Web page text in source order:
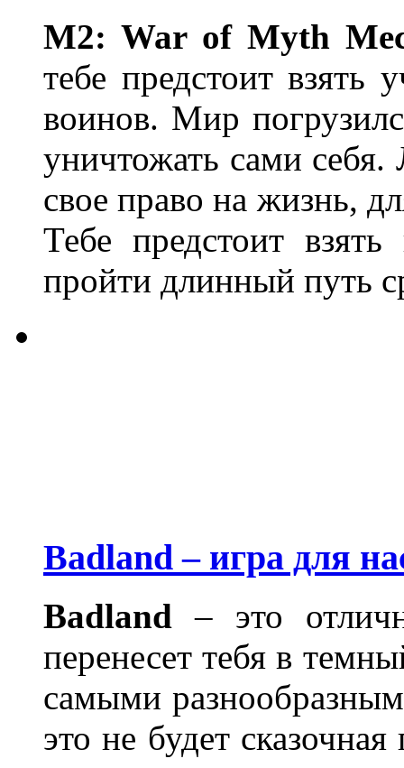
M2: War of Myth
тебе предстоит взять
воинов. Мир
уничтожать сами
свое право на жизнь,
Тебе предстоит
пройти длинный путь
Badland – игра для
Badland – это
перенесет тебя в
самыми
это не будет